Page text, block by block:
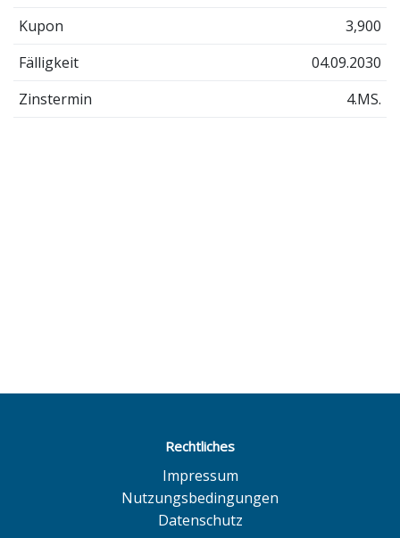
Kupon
3,900
Fälligkeit
04.09.2030
Zinstermin
4.MS.
Rechtliches
Impressum
Nutzungsbedingungen
Datenschutz